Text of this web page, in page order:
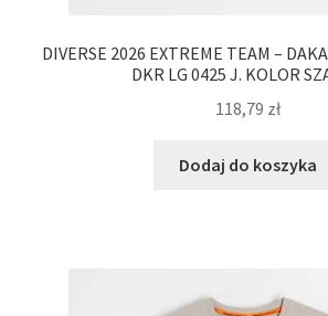
DIVERSE 2026 EXTREME TEAM –
DKR LG 0425 J. KOLOR
118,79 zł
Dodaj do koszyka